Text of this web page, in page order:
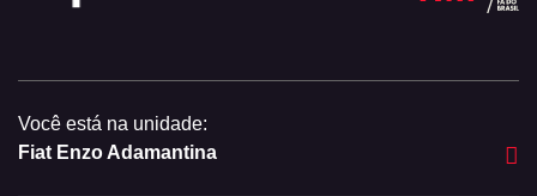
Você está na unidade:
Fiat Enzo Adamantina